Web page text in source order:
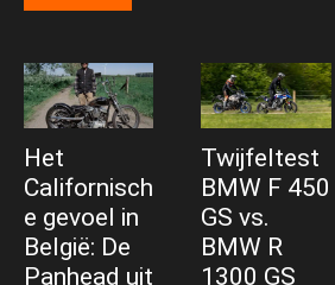
Het
Californisch
e gevoel in
België: De
Panhead uit
Twijfeltest
BMW F 450
GS vs.
BMW R
1300 GS